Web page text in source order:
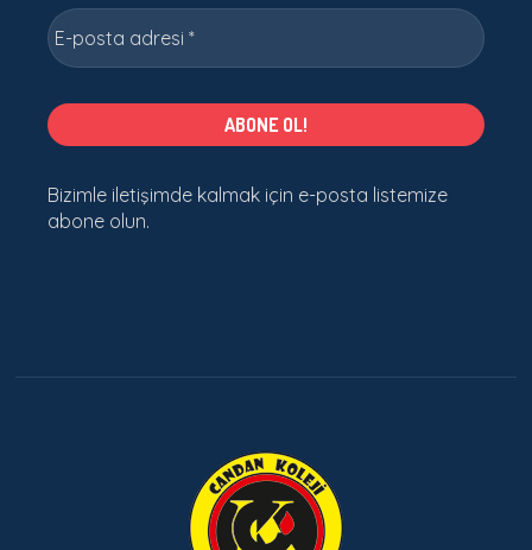
Bizimle iletişimde kalmak için e-posta listemize
abone olun.